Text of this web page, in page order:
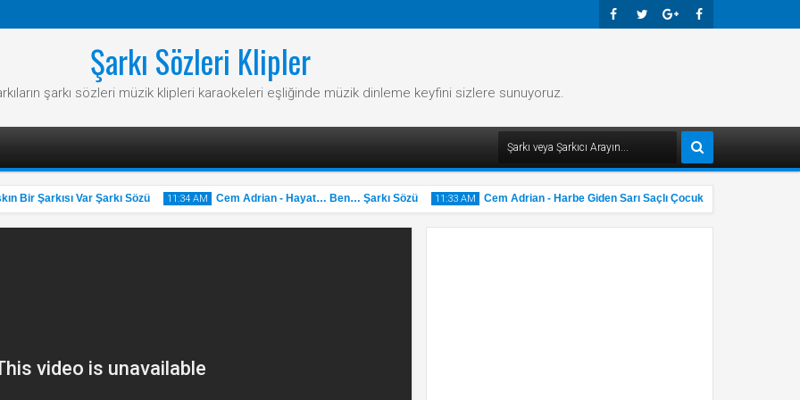
Şarkı Sözleri Klipler
şarkı sözleri müzik klipleri karaokeleri eşliğinde müzik dinleme keyfini sizlere sunuyoruz.
Şarkısı Var Şarkı Sözü 11:34 AM Cem Adrian - Hayat… Ben… Şarkı Sözü 11:33 AM Cem Adrian - Harbe Giden Sarı Saçlı Çocuk Şarkı Sözü